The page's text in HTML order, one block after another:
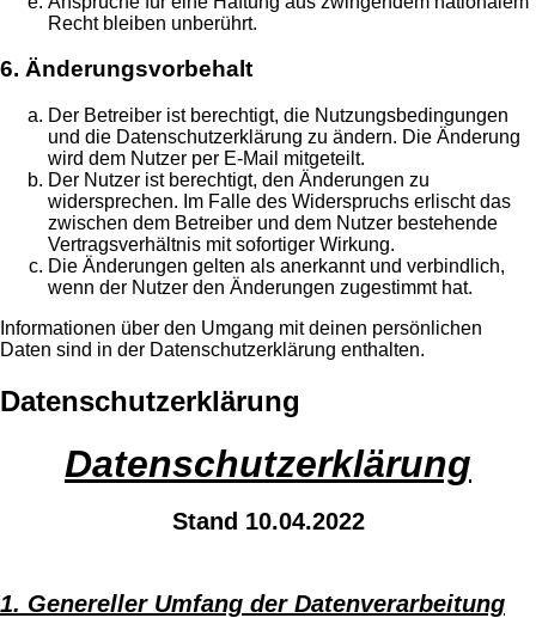
Recht bleiben unberührt.
6. Änderungsvorbehalt
Der Betreiber ist berechtigt, die Nutzungsbedingungen
und die Datenschutzerklärung zu ändern. Die Änderung
wird dem Nutzer per E-Mail mitgeteilt.
Der Nutzer ist berechtigt, den Änderungen zu
widersprechen. Im Falle des Widerspruchs erlischt das
zwischen dem Betreiber und dem Nutzer bestehende
Vertragsverhältnis mit sofortiger Wirkung.
Die Änderungen gelten als anerkannt und verbindlich,
wenn der Nutzer den Änderungen zugestimmt hat.
Informationen über den Umgang mit deinen persönlichen
Daten sind in der Datenschutzerklärung enthalten.
Datenschutzerklärung
Datenschutzerklärung
Stand 10.04.2022
1. Genereller Umfang der Datenverarbeitung